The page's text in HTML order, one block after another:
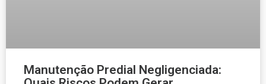
Manutenção Predial Negligenciada: